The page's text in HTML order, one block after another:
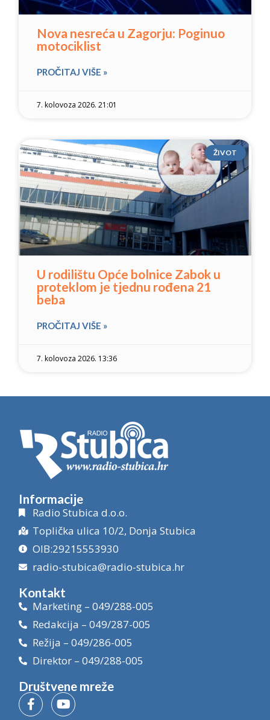
Nova nesreća u Zagorju: Poginuo
motociklist
PROČITAJ VIŠE »
7. kolovoza 2026. 21:01
ŽIVOT
U rodilištu Opće bolnice Zabok u
proteklom je tjednu rođena 21
beba
PROČITAJ VIŠE »
7. kolovoza 2026. 13:36
Informacije
Radio Stubica d.o.o.
Toplička ulica 10/2, Donja Stubica
OIB:29215553930
radio-stubica@radio-stubica.hr
Kontakt
Marketing – 049/288-005
Redakcija – 049/287-005
Režija – 049/286-005
Direktor – 049/288-005
Društvene mreže